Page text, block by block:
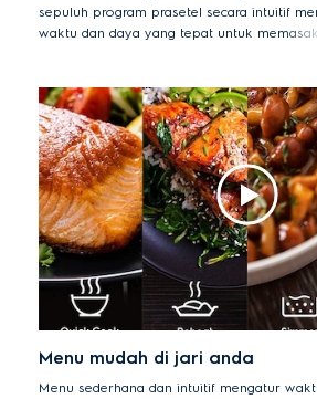
sepuluh program prasetel secara intuitif
waktu dan daya yang tepat untuk
Menu mudah di jari anda
Menu sederhana dan intuitif mengatur